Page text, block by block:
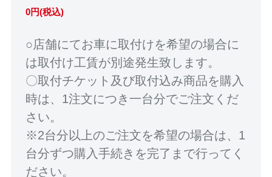
0円(税込)
○店舗にてお車に取付けを希望の場合に
は取付け工賃が別途発生致します。
〇取付チケット及び取付込み商品を購入
時は、1注文につき一台分でご注文くだ
さい。
※2台分以上のご注文を希望の場合は、1
台分ずつ購入手続きを完了まで行ってく
ださい。